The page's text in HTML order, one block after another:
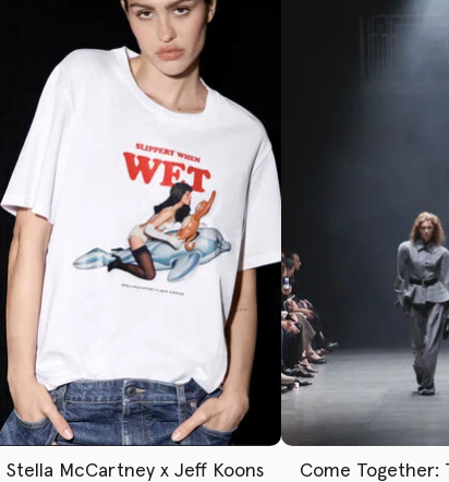
Stella McCartney x Jeff Koons
Come Together: